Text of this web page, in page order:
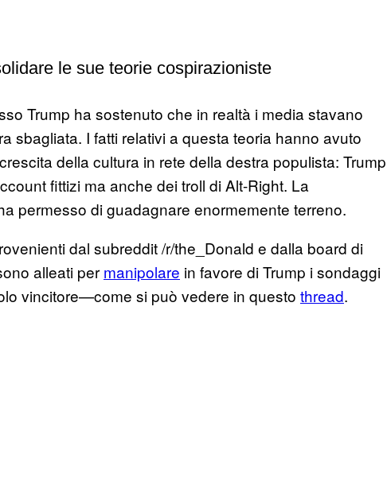
le sue teorie cospirazioniste
Trump ha sostenuto che in realtà i media stavano
sbagliata. I fatti relativi a questa teoria hanno avuto
della cultura in rete della destra populista: Trump
fittizi ma anche dei troll di Alt-Right. La
permesso di guadagnare enormemente terreno.
dal subreddit /r/the_Donald e dalla board di
alleati per manipolare in favore di Trump i sondaggi
vincitore—come si può vedere in questo thread.